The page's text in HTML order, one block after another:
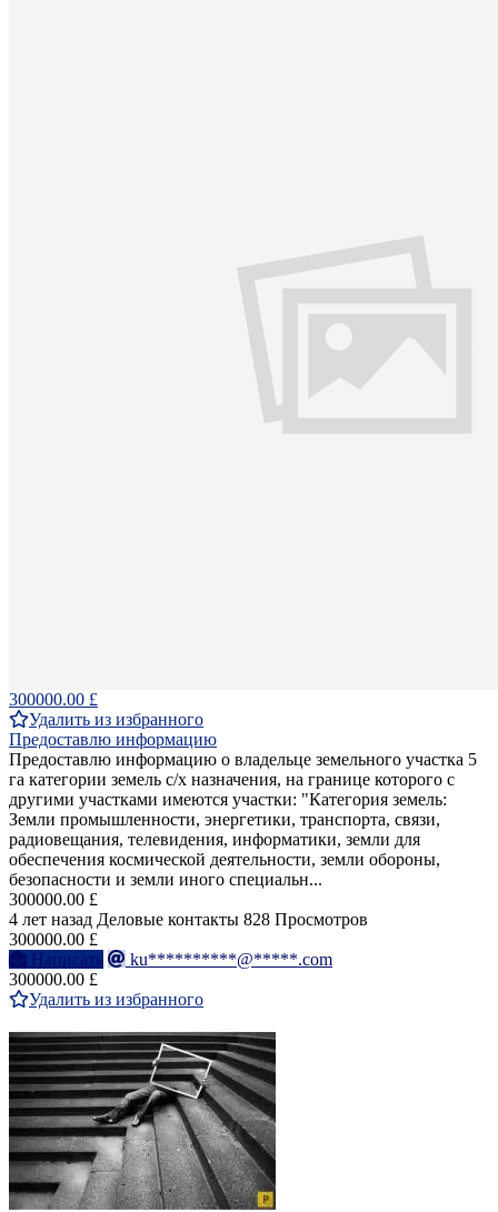
300000.00 £
Удалить из избранного
Предоставлю информацию
Предоставлю информацию о владельце земельного участка 5
га категории земель с/х назначения, на границе которого с
другими участками имеются участки: "Категория земель:
Земли промышленности, энергетики, транспорта, связи,
радиовещания, телевидения, информатики, земли для
обеспечения космической деятельности, земли обороны,
безопасности и земли иного специальн...
300000.00 £
4 лет назад Деловые контакты 828 Просмотров
300000.00 £
Написать
ku**********@*****.com
300000.00 £
Удалить из избранного